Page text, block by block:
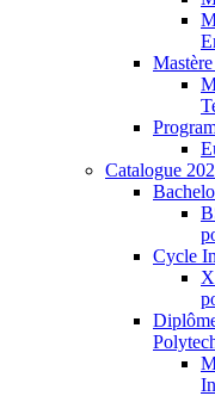
Catalogue
Cycle